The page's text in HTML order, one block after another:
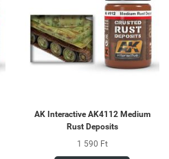
AK Interactive AK4112 Medium
Rust Deposits
1 590 Ft